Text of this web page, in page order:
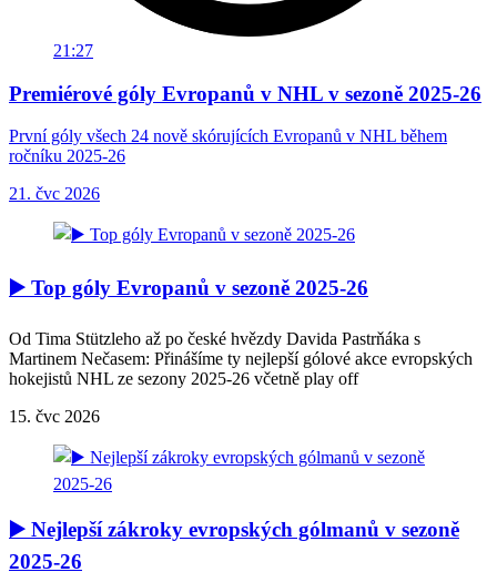
21:27
Premiérové góly Evropanů v NHL v sezoně 2025-26
První góly všech 24 nově skórujících Evropanů v NHL během
ročníku 2025-26
21. čvc 2026
▶️ Top góly Evropanů v sezoně 2025-26
Od Tima Stützleho až po české hvězdy Davida Pastrňáka s
Martinem Nečasem: Přinášíme ty nejlepší gólové akce evropských
hokejistů NHL ze sezony 2025-26 včetně play off
15. čvc 2026
▶️ Nejlepší zákroky evropských gólmanů v sezoně
2025-26